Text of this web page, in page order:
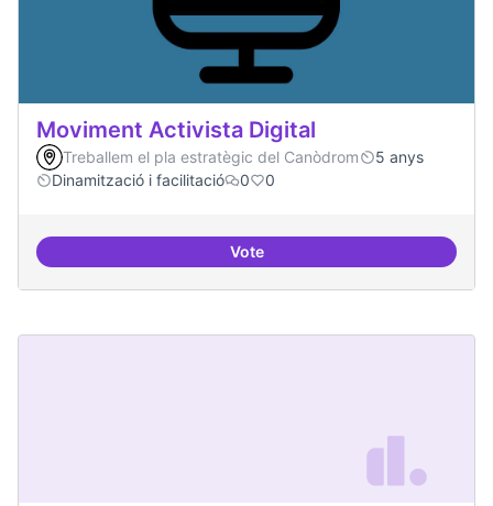
Moviment Activista Digital
Treballem el pla estratègic del Canòdrom
5 anys
Dinamització i facilitació
0 0
VoteMoviment Activista Digital